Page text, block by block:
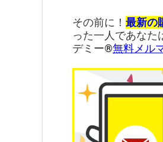
その前に！ 最新の
った一人であなた
デミー®︎無料メル